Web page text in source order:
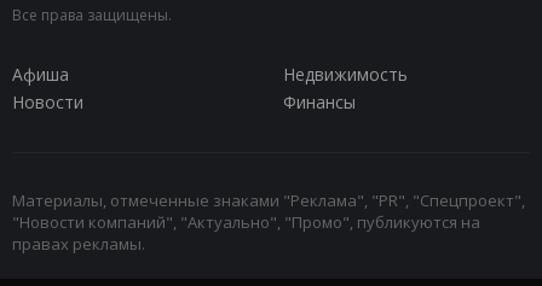
Все права защищены.
Афиша
Недвижимость
Новости
Финансы
Материалы, отмеченные знаками "Реклама", "PR", "Спецпроект",
"Новости компаний", "Актуально", "Промо", публикуются на
правах рекламы.